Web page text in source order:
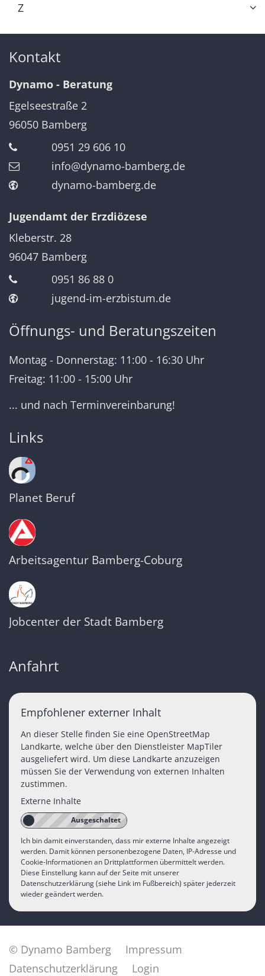
Z
Kontakt
Dynamo - Beratung
Egelseestraße 2
96050 Bamberg
0951 29 606 10
info@dynamo-bamberg.de
dynamo-bamberg.de
Jugendamt der Erzdiözese
Kleberstr. 28
96047 Bamberg
0951 86 88 0
jugend-im-erzbistum.de
Öffnungs- und Beratungszeiten
Montag - Donnerstag: 11:00 - 16:30 Uhr
Freitag: 11:00 - 15:00 Uhr
... und nach Terminvereinbarung!
Links
Planet Beruf
Arbeitsagentur Bamberg-Coburg
Jobcenter der Stadt Bamberg
Anfahrt
Empfohlener externer Inhalt
An dieser Stelle finden Sie eine OpenStreetMap
Landkarte, welche über den Dienstleister MapTiler
ausgeliefert wird. Um diese Landkarte anzuzeigen
müssen Sie der Verwendung von externen Inhalten
zustimmen.
Externe Inhalte
Ich bin damit einverstanden, dass mir externe Inhalte angezeigt
werden. Damit können personenbezogene Daten, IP-Adresse und
Cookie-Informationen an Drittplattformen übermittelt werden.
Diese Einstellung kann auf der Seite mit unserer
Datenschutzerklärung (siehe Link im Fußbereich) später jederzeit
wieder geändert werden.
© Dynamo Bamberg
Impressum
Datenschutzerklärung
Login